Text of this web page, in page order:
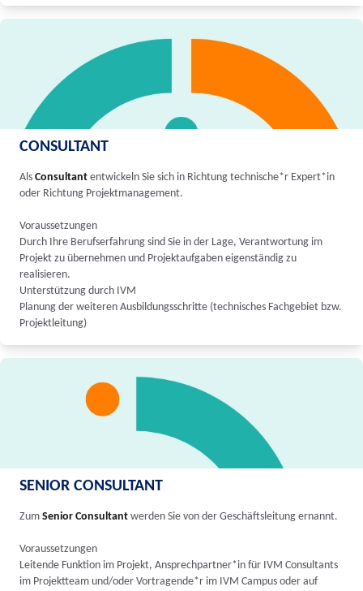
CONSULTANT
Als Consultant entwickeln Sie sich in Richtung technische*r Expert*in
oder Richtung Projektmanagement.
Voraussetzungen
Durch Ihre Berufserfahrung sind Sie in der Lage, Verantwortung im
Projekt zu übernehmen und Projektaufgaben eigenständig zu
realisieren.
Unterstützung durch IVM
Planung der weiteren Ausbildungsschritte (technisches Fachgebiet bzw.
Projektleitung)
SENIOR CONSULTANT
Zum Senior Consultant werden Sie von der Geschäftsleitung ernannt.
Voraussetzungen
Leitende Funktion im Projekt, Ansprechpartner*in für IVM Consultants
im Projektteam und/oder Vortragende*r im IVM Campus oder auf